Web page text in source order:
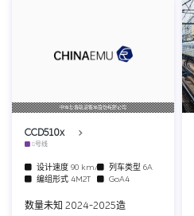
中车长春轨道客车股份有限公司
CCD510x
8号线
设计速度 90 km/h 列车类型 6A
编组形式 4M2T GoA4
数量未知 2024-2025造